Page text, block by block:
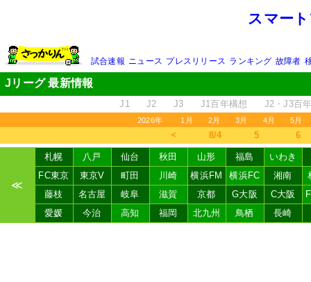
スマー
試合速報 ニュース プレスリリース ランキング 故障者
Jリーグ 最新情報
J1 J2 J3 J1百年構想 J2・J3百
2026年 1月 2月 3月 4月 5月
＜ 8/4 5 6
≪
札幌 八戸 仙台 秋田 山形 福島
いわき
FC東京
東京V 町田 川崎 横浜FM 横浜FC 湘南
藤枝
名古屋 岐阜 滋賀 京都 G大阪 C大阪
愛媛
今治 高知 福岡 北九州 鳥栖 長崎